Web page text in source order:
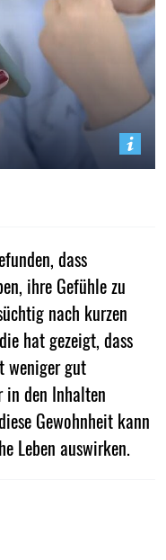
dass
ihre Gefühle zu
nach kurzen
hat gezeigt, dass
weniger gut
in den Inhalten
Gewohnheit kann
Leben auswirken.